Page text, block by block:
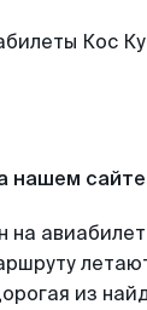
нашем сайте
на
из